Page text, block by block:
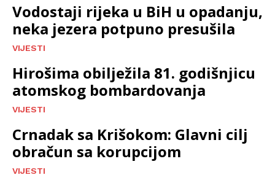
Vodostaji rijeka u BiH u opadanju,
neka jezera potpuno presušila
VIJESTI
Hirošima obilježila 81. godišnjicu
atomskog bombardovanja
VIJESTI
Crnadak sa Krišokom: Glavni cilj
obračun sa korupcijom
VIJESTI